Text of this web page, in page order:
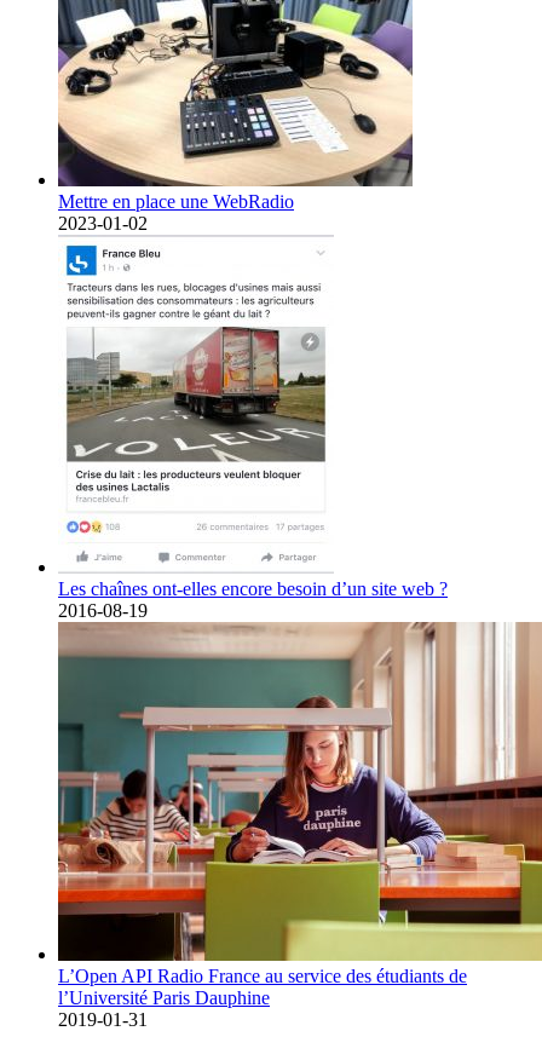
Mettre en place une WebRadio
2023-01-02
Les chaînes ont-elles encore besoin d’un site web ?
2016-08-19
L’Open API Radio France au service des étudiants de
l’Université Paris Dauphine
2019-01-31